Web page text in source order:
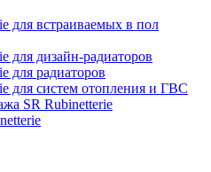
для встраиваемых в пол
для дизайн-радиаторов
для радиаторов
для систем отопления и ГВС
SR Rubinetterie